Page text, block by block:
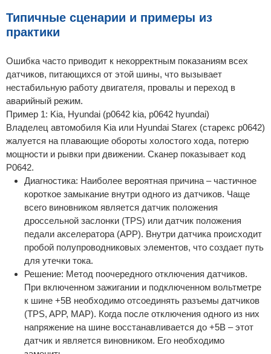
Типичные сценарии и примеры из
практики
Ошибка часто приводит к некорректным показаниям всех
датчиков, питающихся от этой шины, что вызывает
нестабильную работу двигателя, провалы и переход в
аварийный режим.
Пример 1: Kia, Hyundai (p0642 kia, p0642 hyundai)
Владелец автомобиля Kia или Hyundai Starex (старекс p0642)
жалуется на плавающие обороты холостого хода, потерю
мощности и рывки при движении. Сканер показывает код
P0642.
Диагностика: Наиболее вероятная причина – частичное
короткое замыкание внутри одного из датчиков. Чаще
всего виновником является датчик положения
дроссельной заслонки (TPS) или датчик положения
педали акселератора (APP). Внутри датчика происходит
пробой полупроводниковых элементов, что создает путь
для утечки тока.
Решение: Метод поочередного отключения датчиков.
При включенном зажигании и подключенном вольтметре
к шине +5В необходимо отсоединять разъемы датчиков
(TPS, APP, MAP). Когда после отключения одного из них
напряжение на шине восстанавливается до +5В – этот
датчик и является виновником. Его необходимо